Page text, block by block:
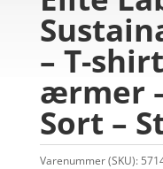
– T-
ærmer
Sort –
Varenummer (SKU):